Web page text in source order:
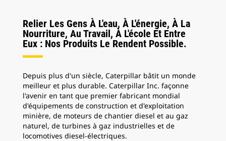
Relier Les Gens À L'eau, À L'énergie, À La
Nourriture, Au Travail, À L'école Et Entre
Eux : Nos Produits Le Rendent Possible.
Depuis plus d'un siècle, Caterpillar bâtit un monde
meilleur et plus durable. Caterpillar Inc. façonne
l'avenir en tant que premier fabricant mondial
d'équipements de construction et d'exploitation
minière, de moteurs de chantier diesel et au gaz
naturel, de turbines à gaz industrielles et de
locomotives diesel-électriques.